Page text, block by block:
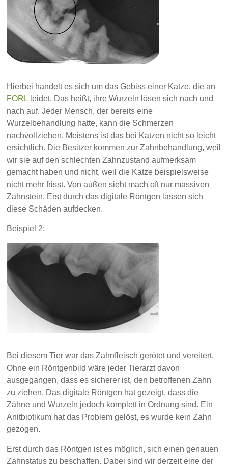
Hierbei handelt es sich um das Gebiss einer Katze, die an
FORL leidet. Das heißt, ihre Wurzeln lösen sich nach und
nach auf. Jeder Mensch, der bereits eine
Wurzelbehandlung hatte, kann die Schmerzen
nachvollziehen. Meistens ist das bei Katzen nicht so leicht
ersichtlich. Die Besitzer kommen zur Zahnbehandlung, weil
wir sie auf den schlechten Zahnzustand aufmerksam
gemacht haben und nicht, weil die Katze beispielsweise
nicht mehr frisst. Von außen sieht mach oft nur massiven
Zahnstein. Erst durch das digitale Röntgen lassen sich
diese Schäden aufdecken.
Beispiel 2:
Bei diesem Tier war das Zahnfleisch gerötet und vereitert.
Ohne ein Röntgenbild wäre jeder Tierarzt davon
ausgegangen, dass es sicherer ist, den betroffenen Zahn
zu ziehen. Das digitale Röntgen hat gezeigt, dass die
Zähne und Wurzeln jedoch komplett in Ordnung sind. Ein
Anitbiotikum hat das Problem gelöst, es wurde kein Zahn
gezogen.
Erst durch das Röntgen ist es möglich, sich einen genauen
Zahnstatus zu beschaffen. Dabei sind wir derzeit eine der